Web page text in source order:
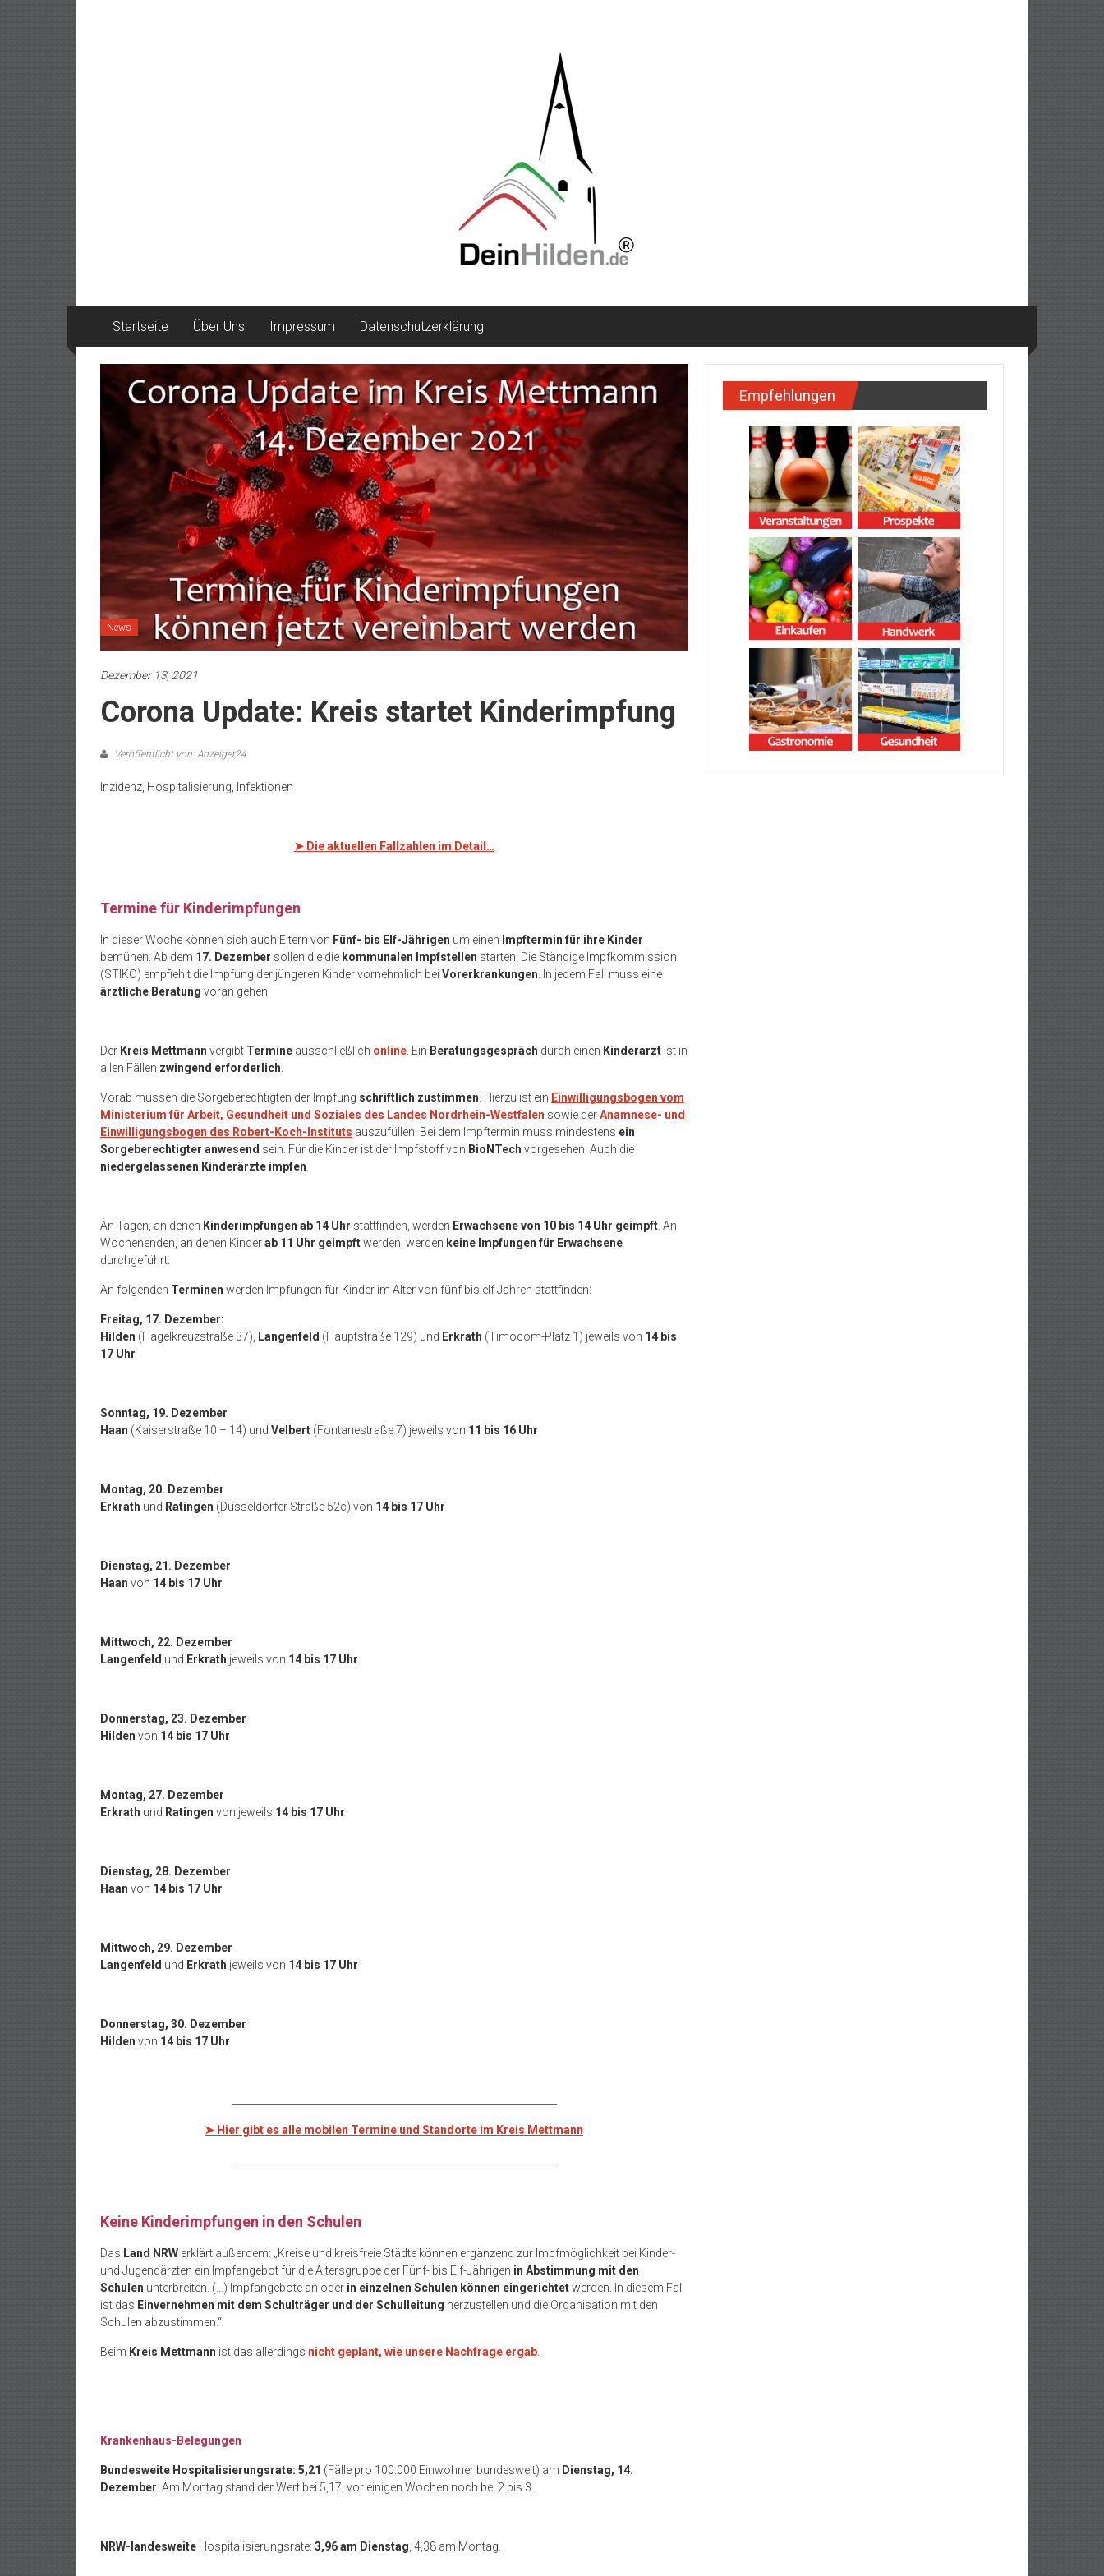
Startseite Über Uns Impressum Datenschutzerklärung
News
Dezember 13, 2021
Corona Update: Kreis startet Kinderimpfung
Veröffentlicht von: Anzeiger24
Inzidenz, Hospitalisierung, Infektionen
➤ Die aktuellen Fallzahlen im Detail…
Termine für Kinderimpfungen
In dieser Woche können sich auch Eltern von Fünf- bis Elf-Jährigen um einen Impftermin für ihre Kinder
bemühen. Ab dem 17. Dezember sollen die die kommunalen Impfstellen starten. Die Ständige Impfkommission
(STIKO) empfiehlt die Impfung der jüngeren Kinder vornehmlich bei Vorerkrankungen . In jedem Fall muss eine
ärztliche Beratung voran gehen.
Der Kreis Mettmann vergibt Termine ausschließlich online . Ein Beratungsgespräch durch einen Kinderarzt ist in
allen Fällen zwingend erforderlich
Vorab müssen die Sorgeberechtigten der Impfung schriftlich zustimmen . Hierzu ist ein Einwilligungsbogen vom
Ministerium für Arbeit, Gesundheit und Soziales des Landes Nordrhein-Westfalen sowie derAnamnese- und
Einwilligungsbogen des Robert-Koch-Instituts auszufüllen. Bei dem Impftermin muss mindestens ein
Sorgeberechtigter anwesend sein. Für die Kinder ist der Impfstoff von BioNTech vorgesehen. Auch die
niedergelassenen Kinderärzte impfen
An Tagen, an denen Kinderimpfungen ab 14 Uhr stattfinden, werden Erwachsene von 10 bis 14 Uhr geimpft . An
Wochenenden, an denen Kinderab 11 Uhr geimpftwerden, werden keine Impfungen für Erwachsene
durchgeführt.
An folgenden Terminen werden Impfungen für Kinder im Alter von fünf bis elf Jahren stattfinden:
Freitag, 17. Dezember:
Hilden (Hagelkreuzstraße 37), Langenfeld (Hauptstraße 129) und Erkrath (Timocom-Platz 1) jeweils von 14 bis
17 Uhr
Sonntag, 19. Dezember
Haan (Kaiserstraße 10 – 14) und Velbert (Fontanestraße 7) jeweils von 11 bis 16 Uhr
Montag, 20. Dezember
Erkrath und Ratingen (Düsseldorfer Straße 52c) von 14 bis 17 Uhr
Dienstag, 21. Dezember
Haan von 14 bis 17 Uhr
Mittwoch, 22. Dezember
Langenfeld und Erkrath jeweils von 14 bis 17 Uhr
Donnerstag, 23. Dezember
Hilden von 14 bis 17 Uhr
Montag, 27. Dezember
Erkrath und Ratingen von jeweils 14 bis 17 Uhr
Dienstag, 28. Dezember
Haan von 14 bis 17 Uhr
Mittwoch, 29. Dezember
Langenfeld und Erkrath jeweils von 14 bis 17 Uhr
Donnerstag, 30. Dezember
Hilden von 14 bis 17 Uhr
➤ Hier gibt es alle mobilen Termine und Standorte im Kreis Mettmann
Keine Kinderimpfungen in den Schulen
Das Land NRW erklärt außerdem: „Kreise und kreisfreie Städte können ergänzend zur Impfmöglichkeit bei Kinder-
und Jugendärzten ein Impfangebot für die Altersgruppe der Fünf- bis Elf-Jährigen in Abstimmung mit den
Schulen unterbreiten. (…) Impfangebote an oder in einzelnen Schulen können eingerichtetwerden. In diesem Fall
ist das Einvernehmen mit dem Schulträger und der Schulleitung herzustellen und die Organisation mit den
Schulen abzustimmen.“
Beim Kreis Mettmann ist das allerdings nicht geplant, wie unsere Nachfrage ergab
Krankenhaus-Belegungen
Bundesweite Hospitalisierungsrate: 5,21 (Fälle pro 100.000 Einwohner bundesweit) am Dienstag, 14.
Dezember . Am Montag stand der Wert bei 5,17; vor einigen Wochen noch bei 2 bis 3…
NRW-landesweite Hospitalisierungsrate: 3,96 am Dienstag , 4,38 am Montag.
Empfehlungen